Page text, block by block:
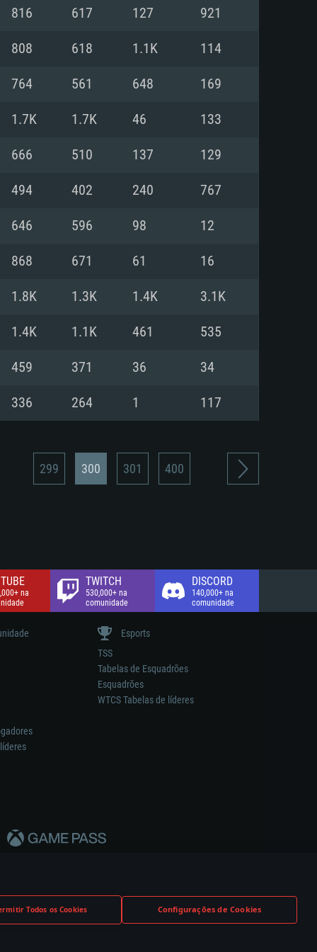
Todos os Cookies Configurações de Cookies
mais
com DirectX 11 ou superior;
ou superior, Radeon RX 570
(Intel Xeon não suportado)
Vega II ou superior com
banda larga.
de 6 meses) / equivalentes
com os drivers mais
banda larga.
816 617 127 921
808 618 1.1K 114
764 561 648 169
1.7K 1.7K 46 133
666 510 137 129
494 402 240 767
646 596 98 12
868 671 61 16
1.8K 1.3K 1.4K 3.1K
1.4K 1.1K 461 535
459 371 36 34
336 264 1 117
299 300 301 400
na
TWITCH
530,000+ na
comunidade
DISCORD
140,000+ na
comunidade
Esports
TSS
Tabelas de Esquadrões
Esquadrões
WTCS Tabelas de líderes